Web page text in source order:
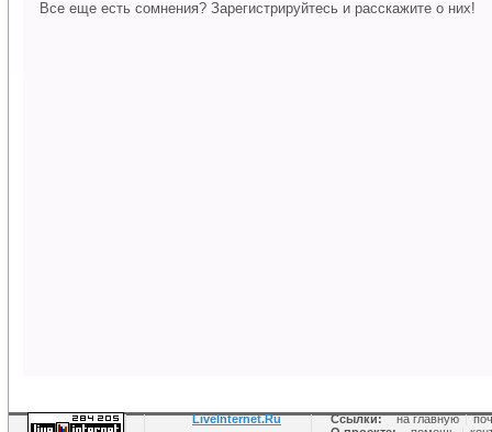
Все еще есть сомнения? Зарегистрируйтесь и расскажите о них!
LiveInternet.Ru Ссылки: на главную |